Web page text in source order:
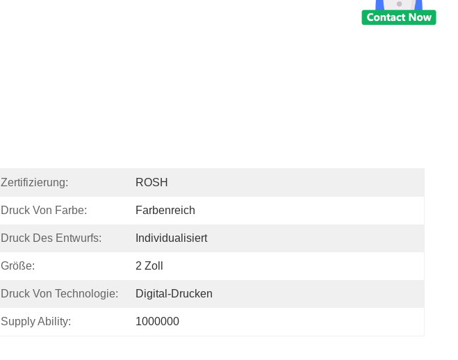
Zertifizierung: ROSH
Druck Von Farbe: Farbenreich
Druck Des Entwurfs: Individualisiert
Größe: 2 Zoll
Druck Von Technologie: Digital-Drucken
Supply Ability: 1000000